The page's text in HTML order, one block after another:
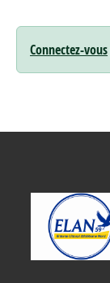
Connectez-vous